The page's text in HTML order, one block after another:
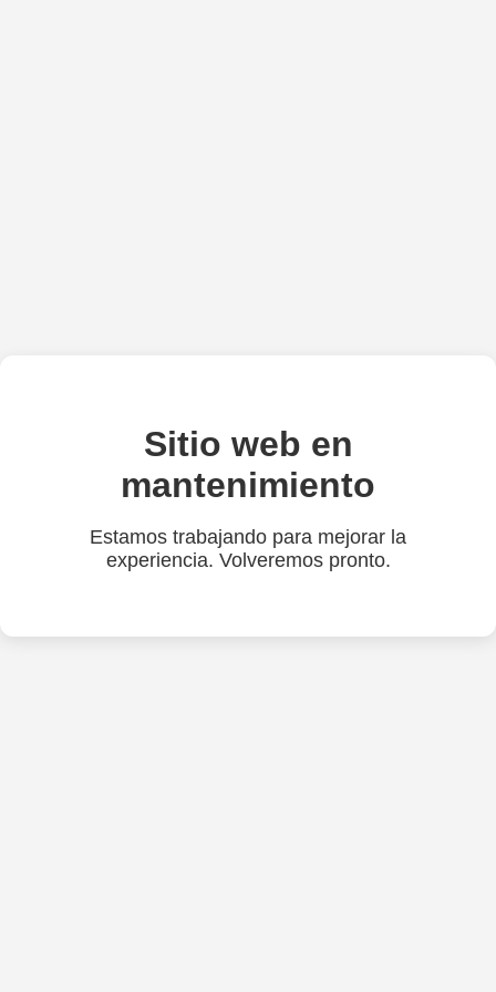
Sitio web en
mantenimiento
Estamos trabajando para mejorar la
experiencia. Volveremos pronto.